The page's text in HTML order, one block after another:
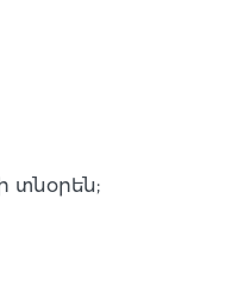
տնօրեն;